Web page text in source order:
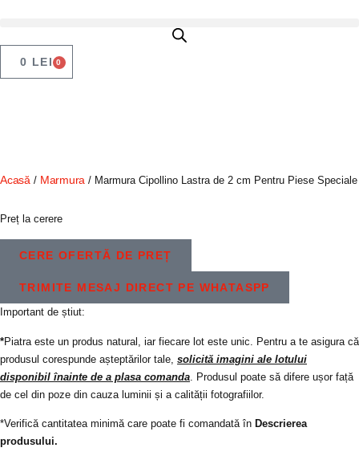
0 LEI 0
Acasă/ Marmura / Marmura Cipollino Lastra de 2 cm Pentru Piese Speciale
Preț la cerere
CERE OFERTĂ DE PREȚ
TRIMITE MESAJ DIRECT PE WHATASPP
Important de știut:
*Piatra este un produs natural, iar fiecare lot este unic. Pentru a te asigura că
produsul corespunde așteptărilor tale, solicită imagini ale lotului
disponibil înainte de a plasa comanda . Produsul poate să difere ușor față
de cel din poze din cauza luminii și a calității fotografiilor.
*Verifică cantitatea minimă care poate fi comandată în Descrierea
produsului.